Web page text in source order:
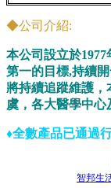
◆公司介紹:
本公司設立於
第一的目標,持續
將持續追蹤維護，
虞，各大醫學中心
♦全數產品已通過
智邦生